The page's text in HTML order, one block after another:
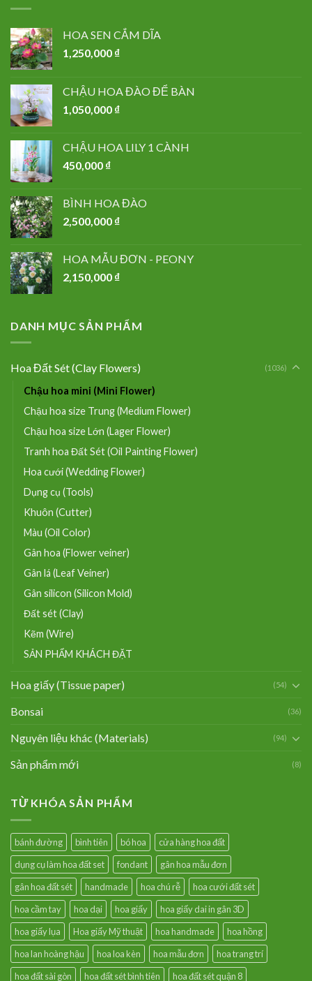
HOA SEN CẮM DĨA
1,250,000 ₫
CHẬU HOA ĐÀO ĐỂ BÀN
1,050,000 ₫
CHẬU HOA LILY 1 CÀNH
450,000 ₫
BÌNH HOA ĐÀO
2,500,000 ₫
HOA MẪU ĐƠN - PEONY
2,150,000 ₫
DANH MỤC SẢN PHẨM
Hoa Đất Sét (Clay Flowers) (1036)
Chậu hoa mini (Mini Flower)
Chậu hoa size Trung (Medium Flower)
Chậu hoa size Lớn (Lager Flower)
Tranh hoa Đất Sét (Oil Painting Flower)
Hoa cưới (Wedding Flower)
Dụng cụ (Tools)
Khuôn (Cutter)
Màu (Oil Color)
Gân hoa (Flower veiner)
Gân lá (Leaf Veiner)
Gân silicon (Silicon Mold)
Đất sét (Clay)
Kẽm (Wire)
SẢN PHẨM KHÁCH ĐẶT
Hoa giấy (Tissue paper) (54)
Bonsai (36)
Nguyên liệu khác (Materials) (94)
Sản phẩm mới (8)
TỪ KHÓA SẢN PHẨM
bánh đường bình tiên bó hoa
cửa hàng hoa đất
dụng cụ làm hoa đất set
fondant
gân hoa mẫu đơn
gân hoa đất sét
handmade hoa chú rễ
hoa cưới đất sét
hoa cầm tay
hoa dại hoa giấy
hoa giấy dai in gân 3D
hoa giấy lụa
Hoa giấy Mỹ thuật hoa handmade
hoa hồng
hoa lan hoàng hậu
hoa loa kèn hoa mẫu đơn
hoa trang trí
hoa đất sài gòn
hoa đất sét bình tiên hoa đất sét quận 8